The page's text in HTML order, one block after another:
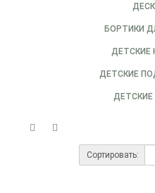
БОРТИКИ
ДЕТСКИЕ
ДЕТСКИЕ
Сортировать: